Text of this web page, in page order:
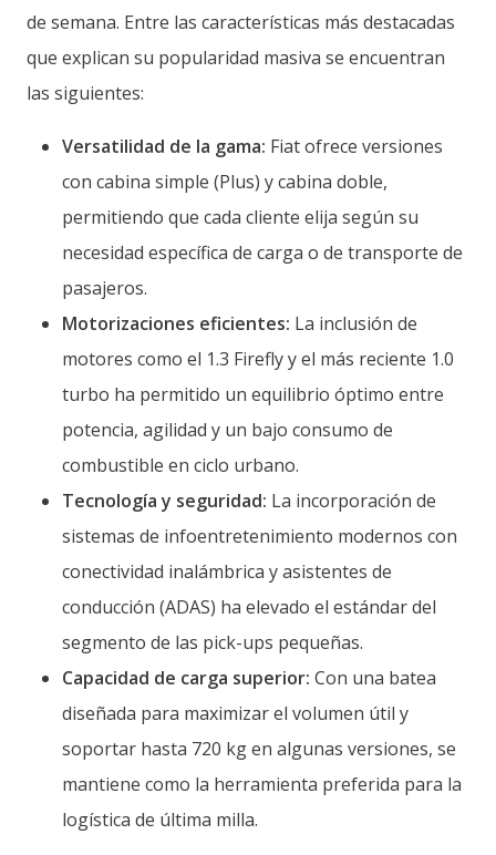
de semana. Entre las características más destacadas
que explican su popularidad masiva se encuentran
las siguientes:
Versatilidad de la gama: Fiat ofrece versiones
con cabina simple (Plus) y cabina doble,
permitiendo que cada cliente elija según su
necesidad específica de carga o de transporte de
pasajeros.
Motorizaciones eficientes: La inclusión de
motores como el 1.3 Firefly y el más reciente 1.0
turbo ha permitido un equilibrio óptimo entre
potencia, agilidad y un bajo consumo de
combustible en ciclo urbano.
Tecnología y seguridad: La incorporación de
sistemas de infoentretenimiento modernos con
conectividad inalámbrica y asistentes de
conducción (ADAS) ha elevado el estándar del
segmento de las pick-ups pequeñas.
Capacidad de carga superior: Con una batea
diseñada para maximizar el volumen útil y
soportar hasta 720 kg en algunas versiones, se
mantiene como la herramienta preferida para la
logística de última milla.